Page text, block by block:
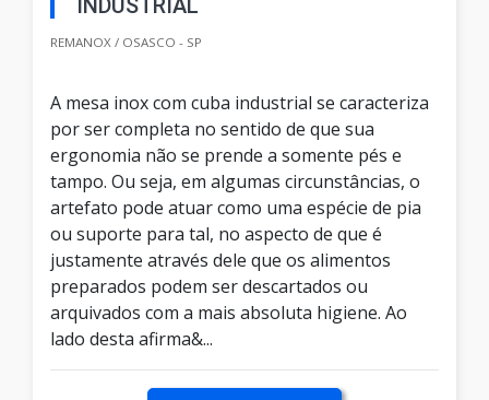
INDUSTRIAL
REMANOX / OSASCO - SP
A mesa inox com cuba industrial se caracteriza
por ser completa no sentido de que sua
ergonomia não se prende a somente pés e
tampo. Ou seja, em algumas circunstâncias, o
artefato pode atuar como uma espécie de pia
ou suporte para tal, no aspecto de que é
justamente através dele que os alimentos
preparados podem ser descartados ou
arquivados com a mais absoluta higiene. Ao
lado desta afirma&...